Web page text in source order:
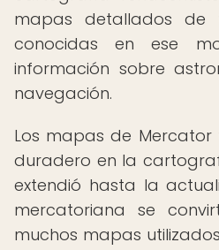
mapas detallados de
conocidas en ese
información sobre
navegación.
Los mapas de
duradero en la
extendió hasta la
mercatoriana se
muchos mapas